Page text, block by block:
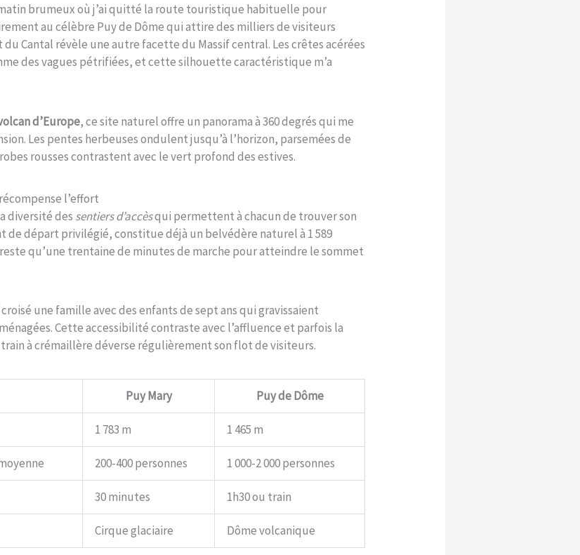
brumeux où j’ai quitté la route touristique habituelle pour
au célèbre Puy de Dôme qui attire des milliers de visiteurs
Cantal révèle une autre facette du Massif central. Les crêtes acérées
des vagues pétrifiées, et cette silhouette caractéristique m’a
d’Europe, ce site naturel offre un panorama à 360 degrés qui me
Les pentes herbeuses ondulent jusqu’à l’horizon, parsemées de
rousses contrastent avec le vert profond des estives.
l’effort
diversité des sentiers d’accèsqui permettent à chacun de trouver son
de départ privilégié, constitue déjà un belvédère naturel à 1 589
qu’une trentaine de minutes de marche pour atteindre le sommet
une famille avec des enfants de sept ans qui gravissaient
Cette accessibilité contraste avec l’affluence et parfois la
à crémaillère déverse régulièrement son flot de visiteurs.
Puy Mary Puy de Dôme
1 783 m 1 465 m
200-400 personnes 1 000-2 000 personnes
30 minutes 1h30 ou train
Cirque glaciaire Dôme volcanique